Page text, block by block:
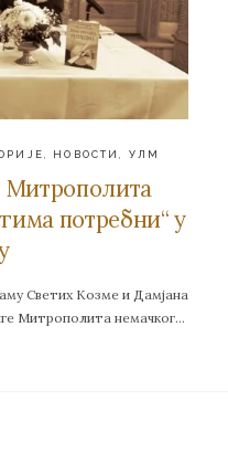
, НОВОСТИ, УЛМ
потребни“ у
Светих Козме и Дамјана
Митрополита немачког…